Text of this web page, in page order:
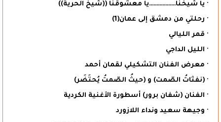
· يا شيخنا………………يا معشوقنا ((شيخ الحرية))
· رحلتي من دمشق إلى عمان(1)
· قمر الليالي
· الليل الداجي
· معرض الفنان التشكيلي لقمان أحمد
· (نفثاتُ الصّمت) و (حيثُ الصّمتُ يُحتَضَر)
· الفنان (شفان برور) أسطورة الأغنية الكردية
· وجيهة سعيد ونداء اللازورد